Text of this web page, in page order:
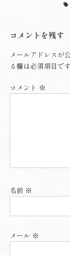
コメントを残す
メールアドレスが
る欄は必須項目です
コメント ※
名前 ※
メール ※